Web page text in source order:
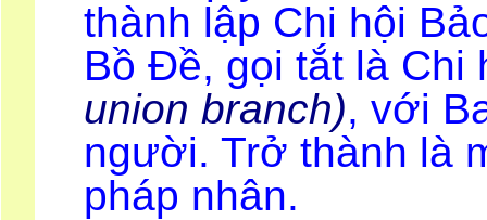
thành lập Chi hội
Bồ Đề, gọi tắt là
union branch), với
người. Trở thành là
pháp nhân.